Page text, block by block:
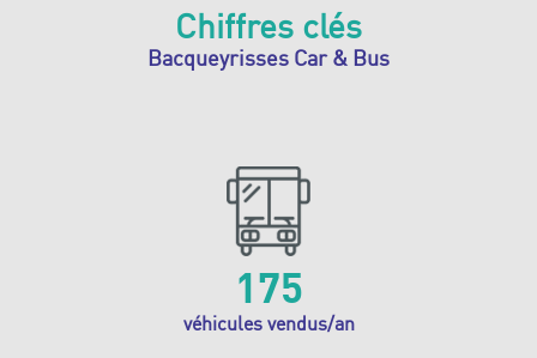
Chiffres clés
Bacqueyrisses Car & Bus
175
véhicules vendus/an